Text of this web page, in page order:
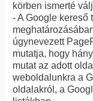
körben ismerté
- A Google kereső
úgynevezett
mutatja, hogy
mutat az adott
weboldalunkra a
oldalakról, a